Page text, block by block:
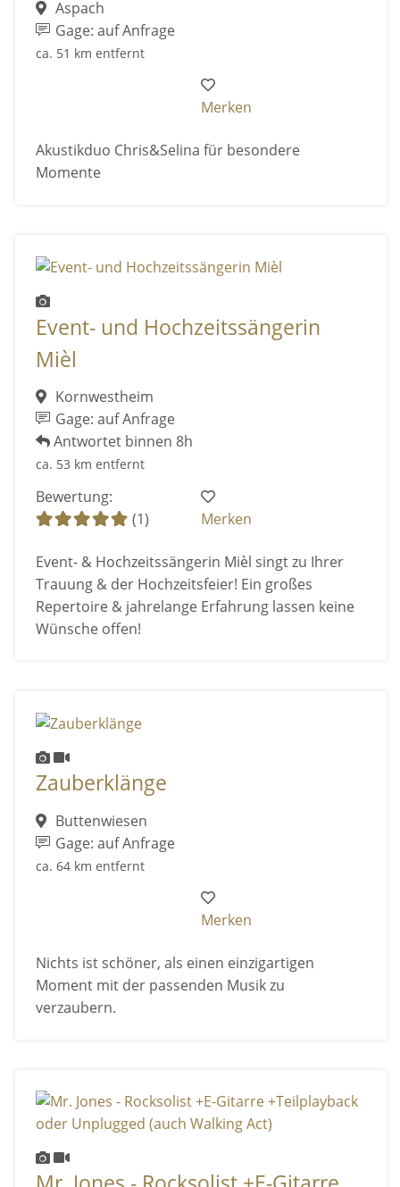
Aspach
Gage: auf Anfrage
ca. 51 km entfernt
Merken
Akustikduo Chris&Selina für besondere
Momente
Event- und Hochzeitssängerin
Mièl
Kornwestheim
Gage: auf Anfrage
Antwortet binnen 8h
ca. 53 km entfernt
Bewertung:
(1)
Merken
Event- & Hochzeitssängerin Mièl singt zu Ihrer
Trauung & der Hochzeitsfeier! Ein großes
Repertoire & jahrelange Erfahrung lassen keine
Wünsche offen!
Zauberklänge
Buttenwiesen
Gage: auf Anfrage
ca. 64 km entfernt
Merken
Nichts ist schöner, als einen einzigartigen
Moment mit der passenden Musik zu
verzaubern.